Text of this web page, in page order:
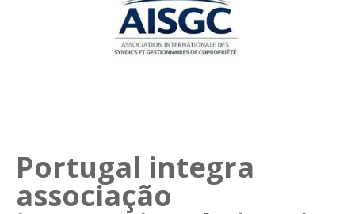
Portugal integra
associação